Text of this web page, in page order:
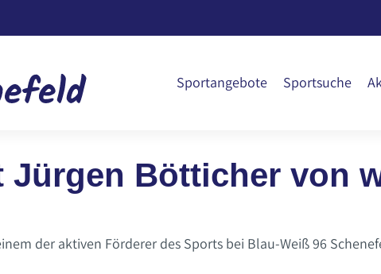
Sportangebote Sportsuche
Jürgen Bötticher von
der aktiven Förderer des Sports bei Blau-Weiß 96